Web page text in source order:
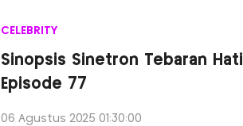
CELEBRITY
Sinopsis Sinetron Tebaran Hati
Episode 77
06 Agustus 2025 01:30:00